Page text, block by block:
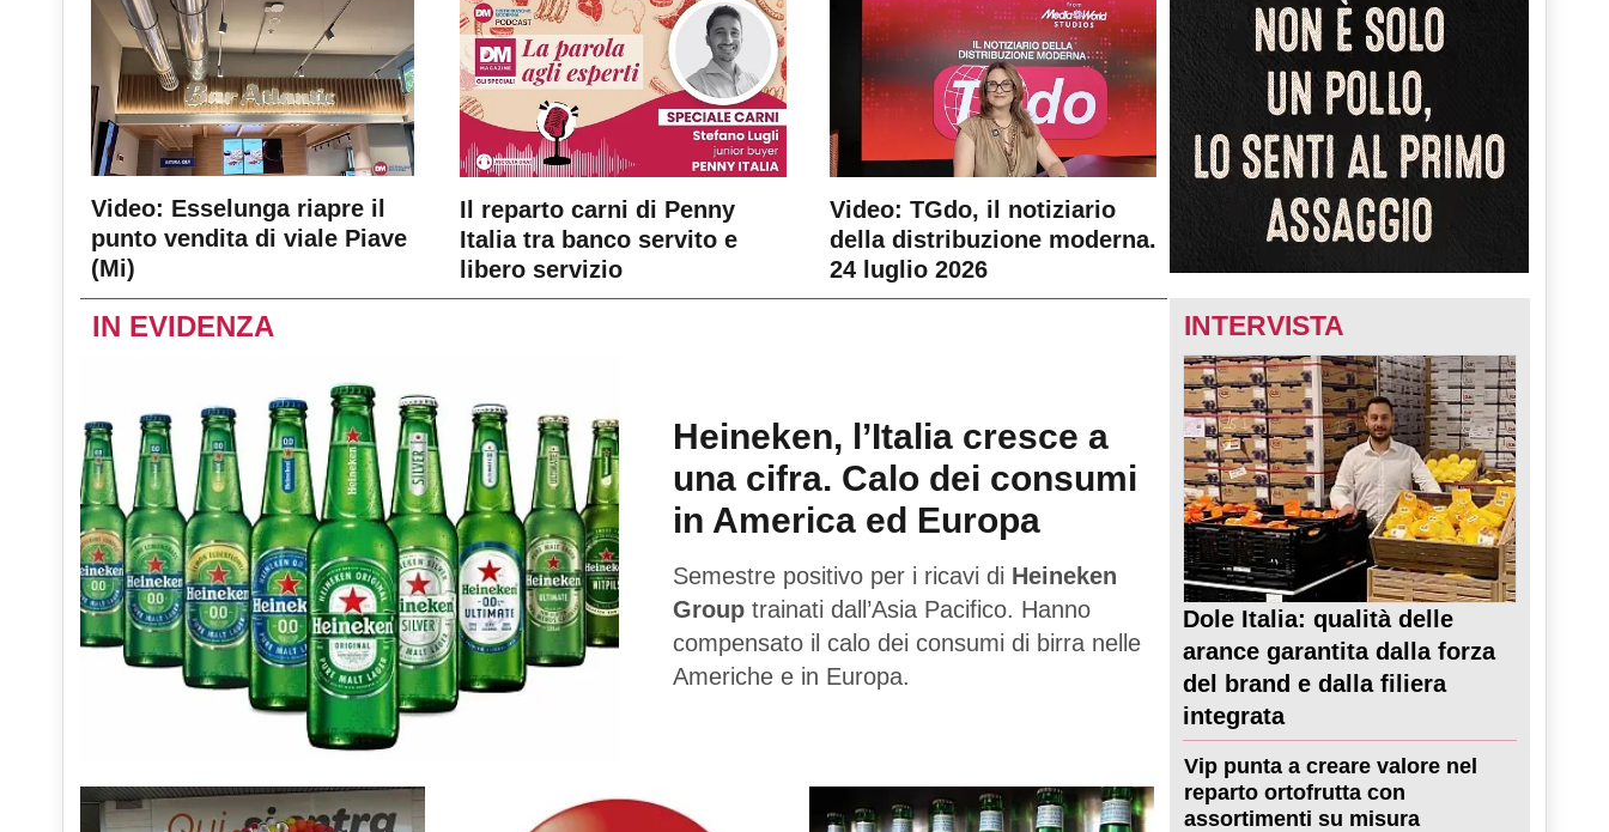
Video: Esselunga riapre il
punto vendita di viale Piave
(Mi)
Il reparto carni di Penny
Italia tra banco servito e
libero servizio
Video: TGdo, il notiziario
della distribuzione moderna.
24 luglio 2026
IN EVIDENZA
Heineken, l’Italia cresce a
una cifra. Calo dei consumi
in America ed Europa
Semestre positivo per i ricavi di Heineken
Group trainati dall’Asia Pacifico. Hanno
compensato il calo dei consumi di birra nelle
Americhe e in Europa.
INTERVISTA
Dole Italia: qualità delle
arance garantita dalla forza
del brand e dalla filiera
integrata
Vip punta a creare valore nel
reparto ortofrutta con
assortimenti su misura